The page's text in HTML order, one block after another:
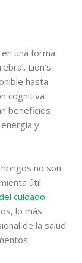
una forma
Lion’s
hasta
cognitiva
beneficios
y
no son
útil
cuidado
lo más
de la salud